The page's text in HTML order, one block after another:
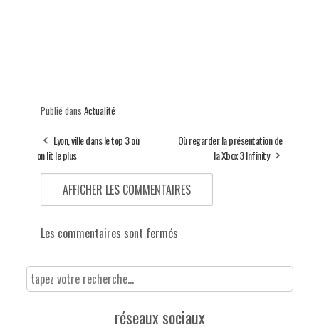
Publié dans Actualité
Lyon, ville dans le top 3 où
on lit le plus
Où regarder la présentation de
la Xbox 3 Infinity
AFFICHER LES COMMENTAIRES
Les commentaires sont fermés
réseaux sociaux